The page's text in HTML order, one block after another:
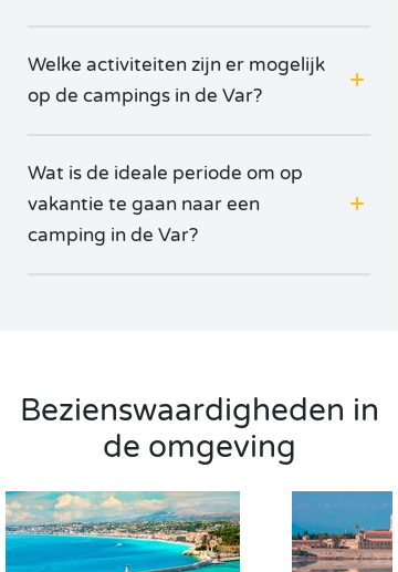
Welke activiteiten zijn er mogelijk
op de campings in de Var?
Wat is de ideale periode om op
vakantie te gaan naar een
camping in de Var?
Bezienswaardigheden in
de omgeving